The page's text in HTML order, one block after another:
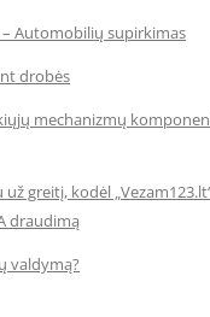
Automobilių supirkimas
drobės
mechanizmų
greitį, kodėl
draudimą
valdymą?